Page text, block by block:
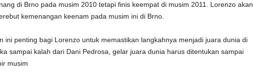
di Brno pada musim 2010 tetapi finis keempat di musim 2011. Lorenzo akan
kemenangan keenam pada musim ini di Brno.
ini penting bagi Lorenzo untuk memastikan langkahnya menjadi juara dunia di
sampai kalah dari Dani Pedrosa, gelar juara dunia harus ditentukan sampai
musim